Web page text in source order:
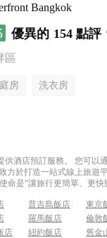
Bangkok
優異的 154 點評
區
房 洗衣房
供酒店預訂服務。 您可
力於打造一站式線上旅
命是“讓旅行更簡單、更
普吉島飯店
東京
羅馬飯店
倫敦
店 紐約飯店
舊金